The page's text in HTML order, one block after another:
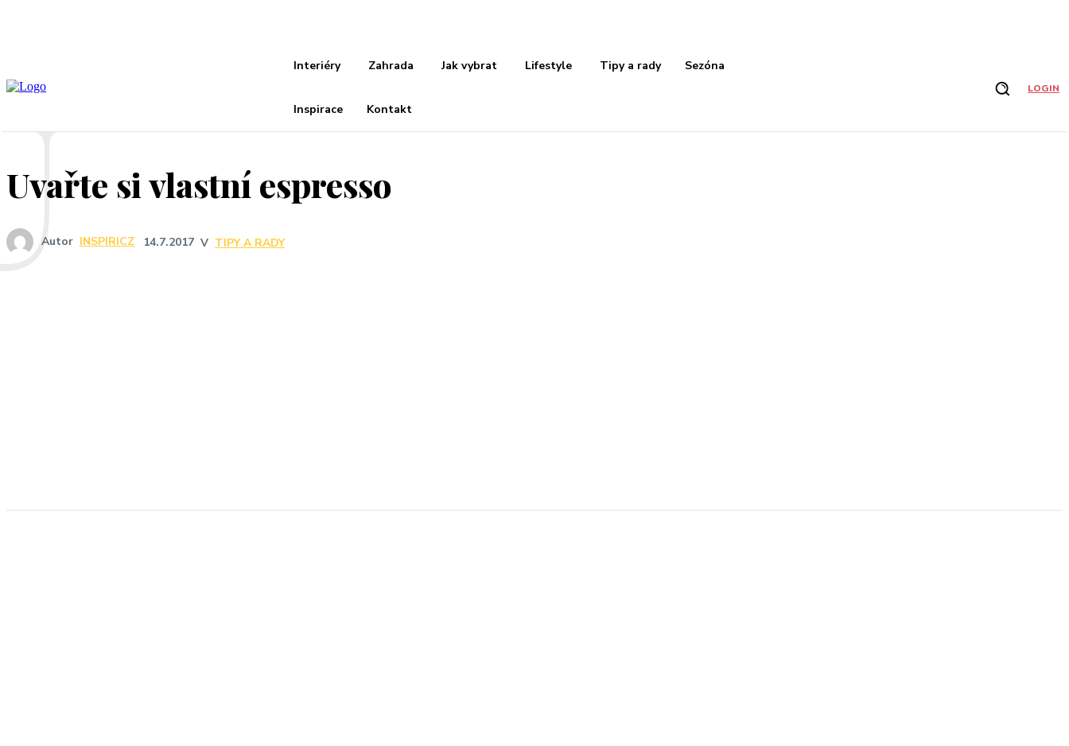
Interiéry Zahrada Jak vybrat Lifestyle Tipy a rady Sezóna
Inspirace Kontakt
LOGIN
Uvařte si vlastní espresso
Autor INSPIRICZ 14.7.2017 V TIPY A RADY